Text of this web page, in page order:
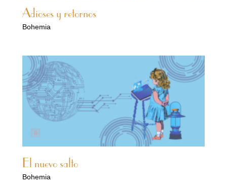
Adioses y retornos
Bohemia
El nuevo salto
Bohemia